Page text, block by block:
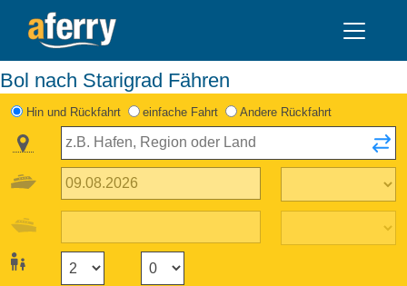
Bol nach Starigrad Fähren
Hin und Rückfahrt einfache Fahrt Andere Rückfahrt